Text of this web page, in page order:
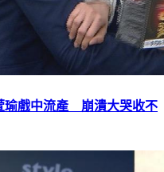
瑜戲中流產 崩潰大哭收不